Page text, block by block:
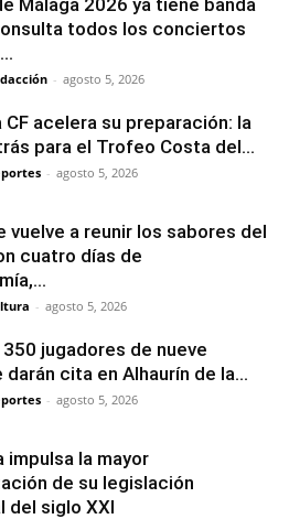
todos los conciertos
- agosto 5, 2026
CF acelera su preparación: la
para el Trofeo Costa del...
- agosto 5, 2026
vuelve a reunir los sabores del
cuatro días de
- agosto 5, 2026
jugadores de nueve
darán cita en Alhaurín de la...
- agosto 5, 2026
impulsa la mayor
de su legislación
del siglo XXI